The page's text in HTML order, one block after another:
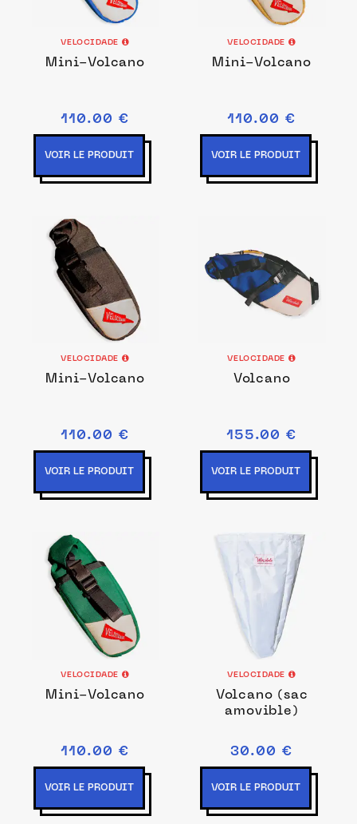
VELOCIDADE
Mini-Volcano
110.00 €
VOIR LE PRODUIT
VELOCIDADE
Mini-Volcano
110.00 €
VOIR LE PRODUIT
VELOCIDADE
Mini-Volcano
110.00 €
VOIR LE PRODUIT
VELOCIDADE
Volcano
155.00 €
VOIR LE PRODUIT
VELOCIDADE
Mini-Volcano
110.00 €
VOIR LE PRODUIT
VELOCIDADE
Volcano (sac
amovible)
30.00 €
VOIR LE PRODUIT